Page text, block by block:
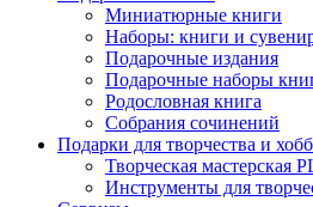
Миниатюрные книги
Наборы: книги и
Подарочные издания
Подарочные наборы
Родословная книга
Собрания сочинений
Подарки для творчества и
Творческая мастерская
Инструменты для